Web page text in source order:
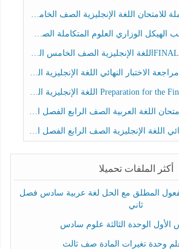
اللغة الإنجليزية الصف الخامس الفصل الثالث
العلوم المتكاملة الصف الخامس عام الفصل الثالث
النهائي اللغة الإنجليزية الصف الرابع الفصل الثالث
اللغة العربية الصف الرابع الفصل الثالث
اللغة الإنجليزية الصف الرابع الفصل الثالث
أكثر الملفات تحميلا
المطلق مع الحل لغة عربية سادس فصل
ثاني
الوحدة الثالثة علوم سادس
وحدة تغيرات المادة صف ثالث